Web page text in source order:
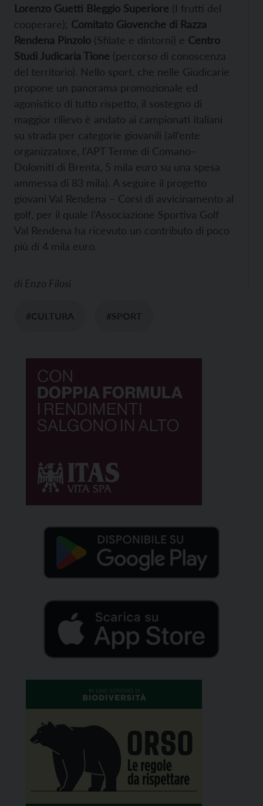
Lorenzo Guetti Bleggio Superiore (I frutti del
cooperare); Comitato Giovenche di Razza
Rendena Pinzolo (Sfilate e dintorni) e Centro
Studi Judicaria Tione (percorso di conoscenza
del territorio). Nello sport, che nelle Giudicarie
propone un panorama promozionale ed
agonistico di tutto rispetto, il sostegno di
maggior rilievo è andato ai campionati italiani
su strada per categorie giovanili (all’ente
organizzatore, l’APT Terme di Comano–
Dolomiti di Brenta, 5 mila euro su una spesa
ammessa di 83 mila). A seguire il progetto
giovani Val Rendena – Corsi di avvicinamento al
golf, per il quale l’Associazione Sportiva Golf
Val Rendena ha ricevuto un contributo di poco
più di 4 mila euro.
di Enzo Filosi
#CULTURA #SPORT